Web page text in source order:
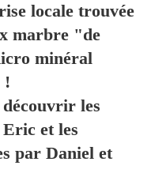
locale trouvée
marbre "de
minéral
!
les
et les
par Daniel et